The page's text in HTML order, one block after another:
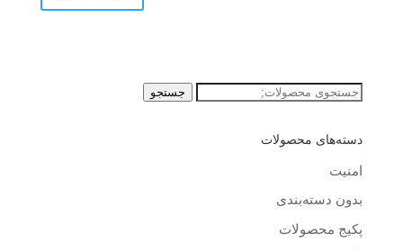
جستجو
جستجو
دسته‌های محصولات
امنیت
بدون دسته‌بندی
پکیج محصولات